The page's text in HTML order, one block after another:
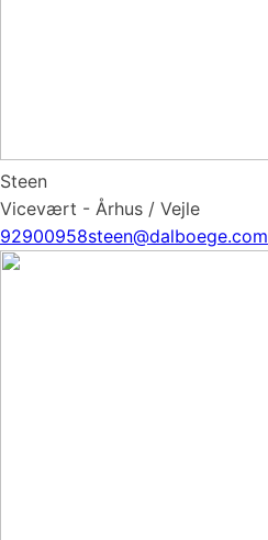
Steen
Vicevært - Århus / Vejle
92900958steen@dalboege.com